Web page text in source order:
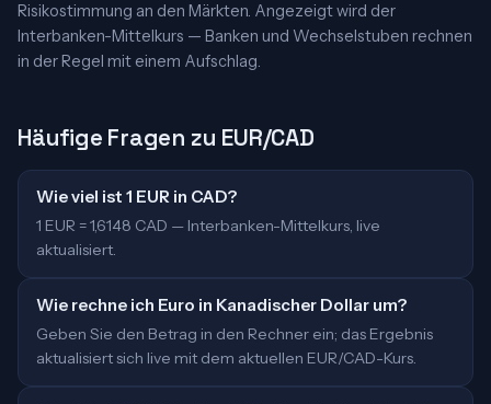
Risikostimmung an den Märkten. Angezeigt wird der
Interbanken-Mittelkurs — Banken und Wechselstuben rechnen
in der Regel mit einem Aufschlag.
Häufige Fragen zu EUR/CAD
Wie viel ist 1 EUR in CAD?
1 EUR = 1,6148 CAD — Interbanken-Mittelkurs, live
aktualisiert.
Wie rechne ich Euro in Kanadischer Dollar um?
Geben Sie den Betrag in den Rechner ein; das Ergebnis
aktualisiert sich live mit dem aktuellen EUR/CAD-Kurs.